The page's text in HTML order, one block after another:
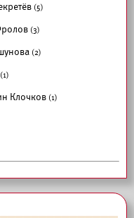
(5)
(3)
(2)
(1)
Клочков (1)